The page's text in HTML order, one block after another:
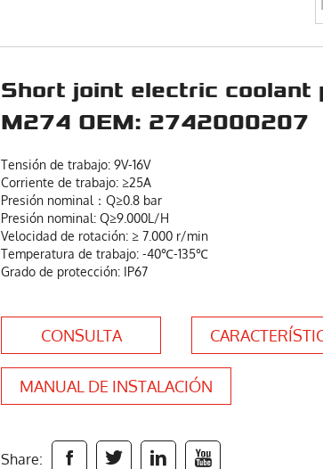
Short joint electric coolant
M274 OEM: 2742000207
Tensión de trabajo: 9V-16V
Corriente de trabajo: ≥25A
Presión nominal：Q≥0.8 bar
Presión nominal: Q≥9.000L/H
Velocidad de rotación: ≥ 7.000 r/min
Temperatura de trabajo: -40℃-135℃
Grado de protección: IP67
CONSULTA
MANUAL DE INSTALACIÓN
Share:    